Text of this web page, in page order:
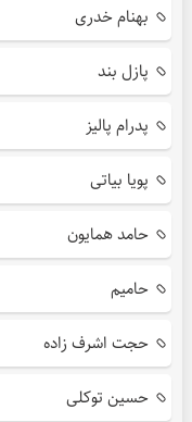
بهنام خدری
پازل بند
پدرام پالیز
پویا بیاتی
حامد همایون
حامیم
حجت اشرف زاده
حسین توکلی